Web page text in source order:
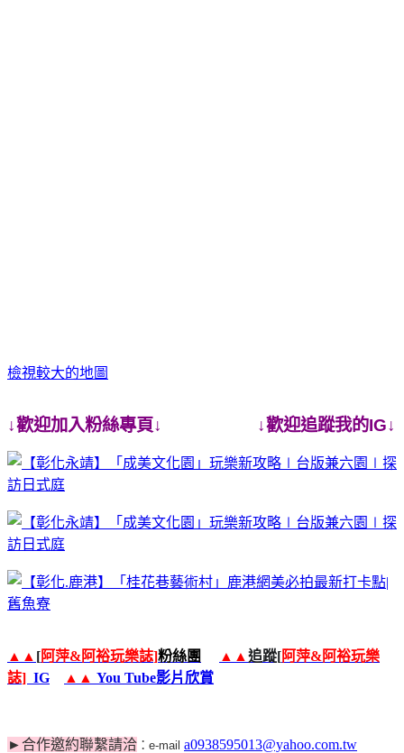
檢視較大的地圖
↓歡迎加入粉絲專頁↓ ↓歡迎追蹤我的IG↓
▲▲ [阿萍& 阿裕玩樂誌]粉絲團 ▲▲ 追蹤[阿萍& 阿裕玩樂
誌] IG ▲▲ You Tube影片欣賞
►合作邀約聯繫請洽 ：e-mail a0938595013@yahoo.com.tw